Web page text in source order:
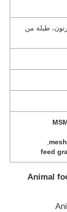
طبلة من
feed
Animal